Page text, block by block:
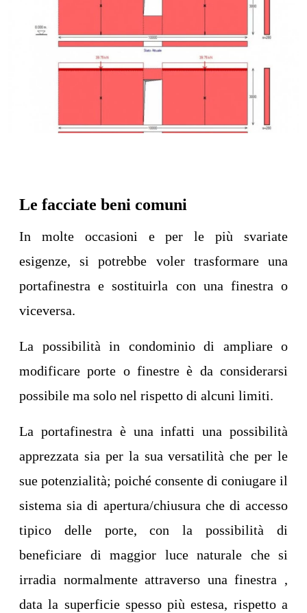
Le facciate beni comuni
In molte occasioni e per le più svariate
esigenze, si potrebbe voler trasformare una
portafinestra e sostituirla con una finestra o
viceversa.
La possibilità in condominio di ampliare o
modificare porte o finestre è da considerarsi
possibile ma solo nel rispetto di alcuni limiti.
La portafinestra è una infatti una possibilità
apprezzata sia per la sua versatilità che per le
sue potenzialità; poiché consente di coniugare il
sistema sia di apertura/chiusura che di accesso
tipico delle porte, con la possibilità di
beneficiare di maggior luce naturale che si
irradia normalmente attraverso una finestra ,
data la superficie spesso più estesa, rispetto a